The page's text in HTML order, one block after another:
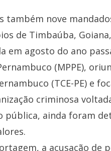
também nove
de Timbaúba,
em agosto do ano
(MPPE),
(TCE-PE) e
criminosa
pública, ainda foram
a acusação de